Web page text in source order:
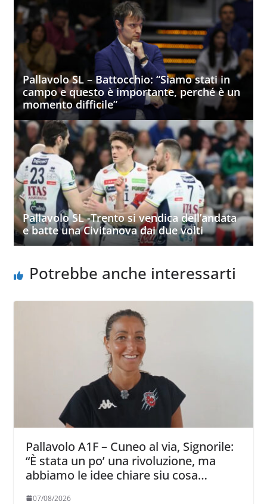
Pallavolo SL – Battocchio: “Siamo stati in
campo e questo è importante, perché è un
momento difficile”
Pallavolo SL -Trento si vendica dell’andata
e batte una Civitanova dai due volti
Potrebbe anche interessarti
Pallavolo A1F – Cuneo al via, Signorile:
“È stata un po’ una rivoluzione, ma
abbiamo le idee chiare siu cosa
07/08/2026